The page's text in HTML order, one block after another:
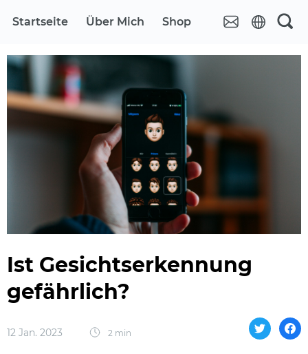
Startseite Über Mich Shop
Ist Gesichtserkennung
gefährlich?
12 Jan. 2023 2 min